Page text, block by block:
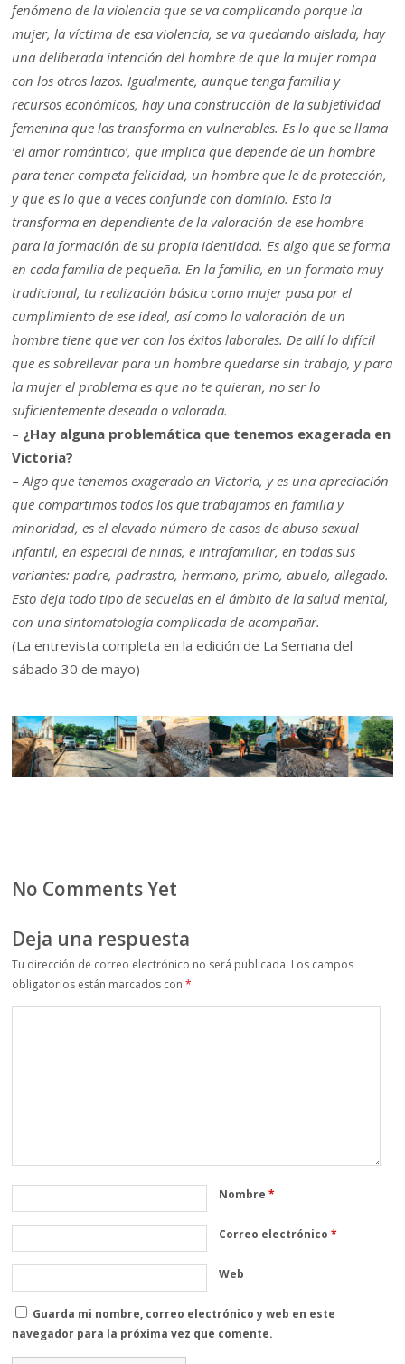
fenómeno de la violencia que se va complicando porque la
mujer, la víctima de esa violencia, se va quedando aislada, hay
una deliberada intención del hombre de que la mujer rompa
con los otros lazos. Igualmente, aunque tenga familia y
recursos económicos, hay una construcción de la subjetividad
femenina que las transforma en vulnerables. Es lo que se llama
‘el amor romántico’, que implica que depende de un hombre
para tener competa felicidad, un hombre que le de protección,
y que es lo que a veces confunde con dominio. Esto la
transforma en dependiente de la valoración de ese hombre
para la formación de su propia identidad. Es algo que se forma
en cada familia de pequeña. En la familia, en un formato muy
tradicional, tu realización básica como mujer pasa por el
cumplimiento de ese ideal, así como la valoración de un
hombre tiene que ver con los éxitos laborales. De allí lo difícil
que es sobrellevar para un hombre quedarse sin trabajo, y para
la mujer el problema es que no te quieran, no ser lo
suficientemente deseada o valorada.
– ¿Hay alguna problemática que tenemos exagerada en
Victoria?
–Algo que tenemos exagerado en Victoria, y es una apreciación
que compartimos todos los que trabajamos en familia y
minoridad, es el elevado número de casos de abuso sexual
infantil, en especial de niñas, e intrafamiliar, en todas sus
variantes: padre, padrastro, hermano, primo, abuelo, allegado.
Esto deja todo tipo de secuelas en el ámbito de la salud mental,
con una sintomatología complicada de acompañar.
(La entrevista completa en la edición de La Semana del
sábado 30 de mayo)
No Comments Yet
Deja una respuesta
Tu dirección de correo electrónico no será publicada. Los campos
obligatorios están marcados con*
Nombre*
Correo electrónico*
Web
Guarda mi nombre, correo electrónico y web en este
navegador para la próxima vez que comente.